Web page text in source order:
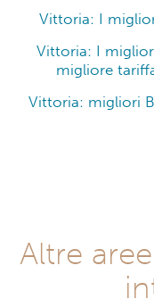
Vittoria: I
Vittoria: I
migliore
Vittoria: migliori
Altre